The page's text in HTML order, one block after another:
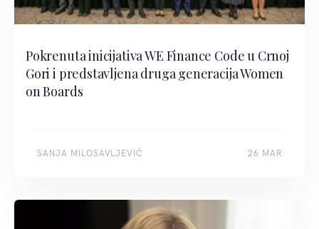
Pokrenuta inicijativa WE Finance Code u Crnoj
Gori i predstavljena druga generacija Women
on Boards
SANJA MILOSAVLJEVIĆ 26 MAR